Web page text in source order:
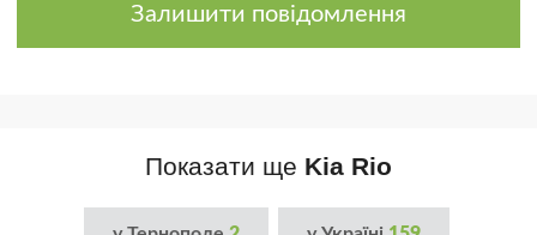
Залишити повідомлення
Показати ще Kia Rio